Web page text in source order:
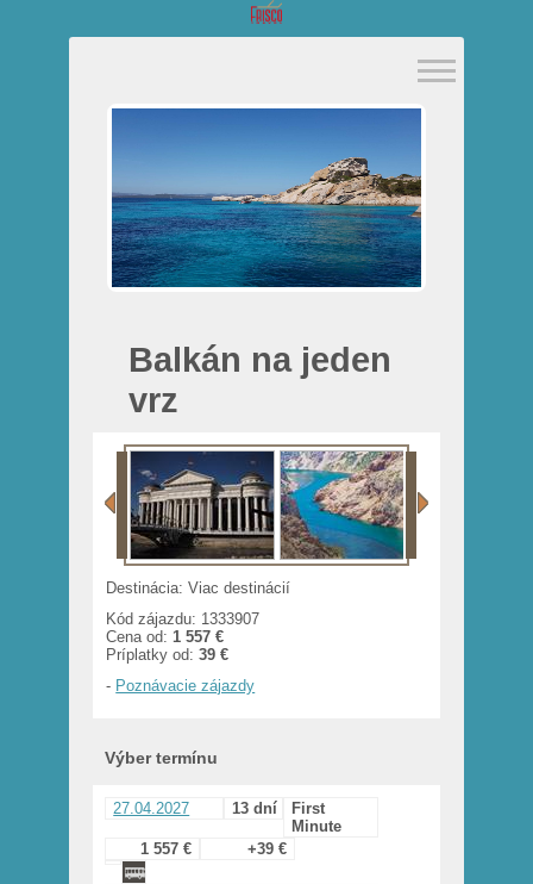
Balkán na jeden
vrz
Destinácia: Viac destinácií
Kód zájazdu: 1333907
Cena od: 1 557 €
Príplatky od:39 €
- Poznávacie zájazdy
Výber termínu
27.04.2027 13 dní
First
Minute
1 557 €
+39 €